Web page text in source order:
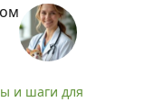
и шаги для